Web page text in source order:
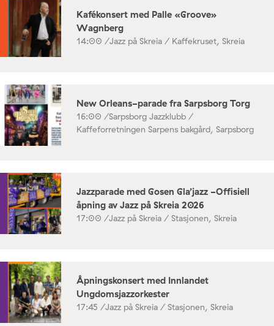
Kafékonsert med Palle «Groove»
Wagnberg
14:00 /Jazz på Skreia / Kaffekruset, Skreia
New Orleans-parade fra Sarpsborg Torg
16:00 /Sarpsborg Jazzklubb /
Kaffeforretningen Sarpens bakgård, Sarpsborg
Jazzparade med Gosen Gla’jazz -Offisiell
åpning av Jazz på Skreia 2026
17:00 /Jazz på Skreia / Stasjonen, Skreia
Åpningskonsert med Innlandet
Ungdomsjazzorkester
17:45 /Jazz på Skreia / Stasjonen, Skreia